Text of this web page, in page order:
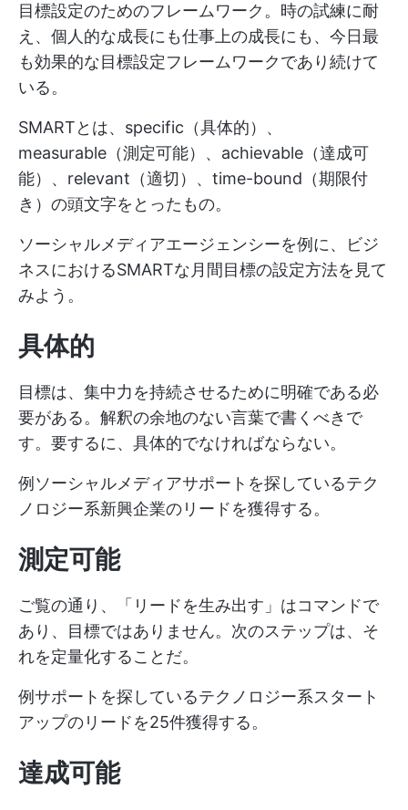
目標設定のためのフレームワーク。時の試練に耐
え、個人的な成長にも仕事上の成長にも、今日最
も効果的な目標設定フレームワークであり続けて
いる。
SMARTとは、specific（具体的）、
measurable（測定可能）、achievable（達成可
能）、relevant（適切）、time-bound（期限付
き）の頭文字をとったもの。
ソーシャルメディアエージェンシーを例に、ビジ
ネスにおけるSMARTな月間目標の設定方法を見て
みよう。
具体的
目標は、集中力を持続させるために明確である必
要がある。解釈の余地のない言葉で書くべきで
す。要するに、具体的でなければならない。
例ソーシャルメディアサポートを探しているテク
ノロジー系新興企業のリードを獲得する。
測定可能
ご覧の通り、「リードを生み出す」はコマンドで
あり、目標ではありません。次のステップは、そ
れを定量化することだ。
例サポートを探しているテクノロジー系スタート
アップのリードを25件獲得する。
達成可能